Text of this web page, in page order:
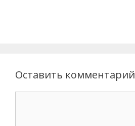
Оставить комментарий